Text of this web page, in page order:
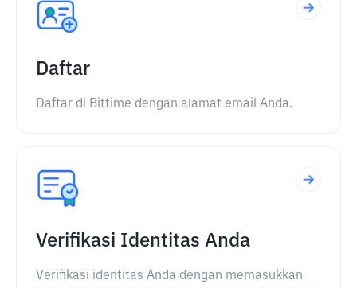
Daftar
Daftar di Bittime dengan alamat email Anda.
Verifikasi Identitas Anda
Verifikasi identitas Anda dengan memasukkan